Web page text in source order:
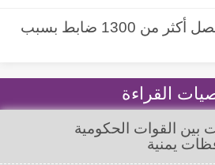
الشرطة الفلبينية تفصل أكثر من 1300 ضابط بسبب
القراءة
بين القوات الحكومية